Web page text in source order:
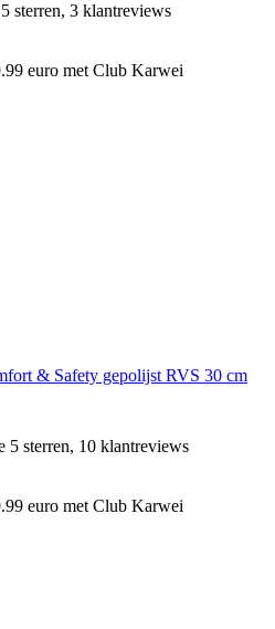
sterren, 3 klantreviews
euro met Club Karwei
& Safety gepolijst RVS 30 cm
5 sterren, 10 klantreviews
euro met Club Karwei